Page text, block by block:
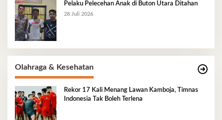
Pelaku Pelecehan Anak di Buton Utara Ditahan
28 Juli 2026
Olahraga & Kesehatan
Rekor 17 Kali Menang Lawan Kamboja, Timnas
Indonesia Tak Boleh Terlena